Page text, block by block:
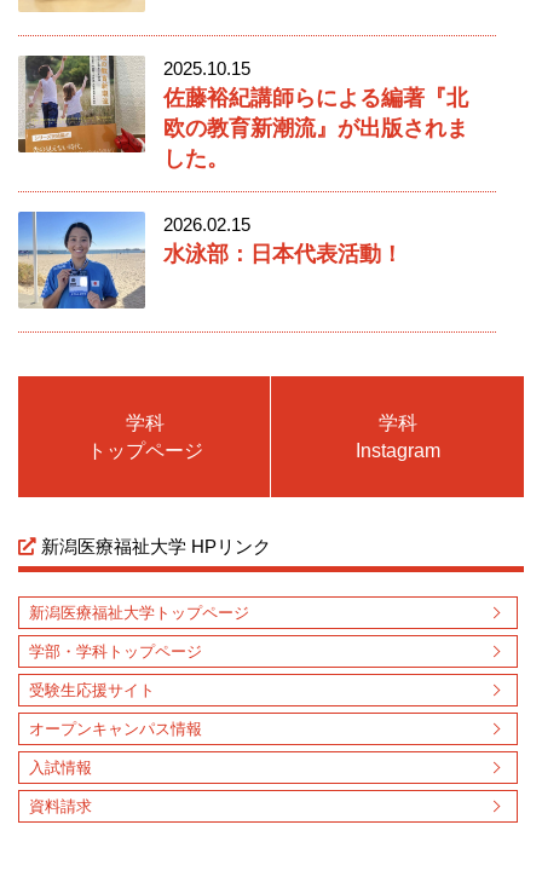
2025.10.15
佐藤裕紀講師らによる編著『北
欧の教育新潮流』が出版されま
した。
2026.02.15
水泳部：日本代表活動！
学科
トップページ
学科
Instagram
新潟医療福祉大学 HPリンク
新潟医療福祉大学トップページ
学部・学科トップページ
受験生応援サイト
オープンキャンパス情報
入試情報
資料請求